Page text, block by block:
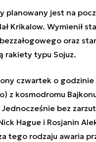
planowany jest na
Krikalow. Wymienił
oraz
rakiety typu Sojuz.
czwartek o godzinie
z kosmodromu
bez
Hague i Rosjanin
tego rodzaju awaria